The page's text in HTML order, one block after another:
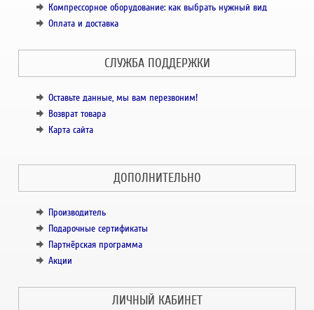
Компрессорное оборудование: как выбрать нужный вид
Оплата и доставка
СЛУЖБА ПОДДЕРЖКИ
Оставьте данные, мы вам перезвоним!
Возврат товара
Карта сайта
ДОПОЛНИТЕЛЬНО
Производитель
Подарочные сертификаты
Партнёрская программа
Акции
ЛИЧНЫЙ КАБИНЕТ